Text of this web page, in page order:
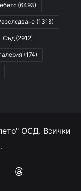
(6493)
(1313)
Съд (2912)
(174)
ООД. Всички
RSS